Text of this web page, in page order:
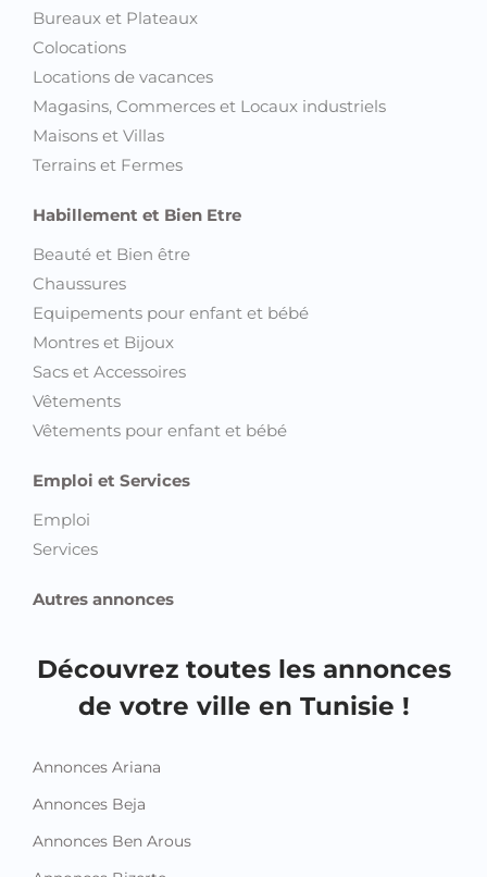
Bureaux et Plateaux
Colocations
Locations de vacances
Magasins, Commerces et Locaux industriels
Maisons et Villas
Terrains et Fermes
Habillement et Bien Etre
Beauté et Bien être
Chaussures
Equipements pour enfant et bébé
Montres et Bijoux
Sacs et Accessoires
Vêtements
Vêtements pour enfant et bébé
Emploi et Services
Emploi
Services
Autres annonces
Découvrez toutes les annonces
de votre ville en Tunisie !
Annonces Ariana
Annonces Beja
Annonces Ben Arous